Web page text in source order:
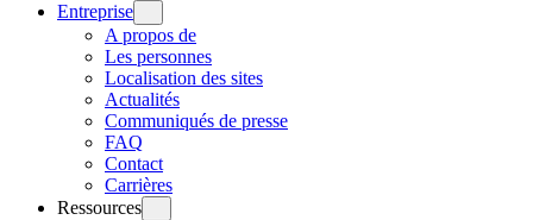
Entreprise
A propos de
Les personnes
Localisation des sites
Actualités
Communiqués de presse
FAQ
Contact
Carrières
Ressources